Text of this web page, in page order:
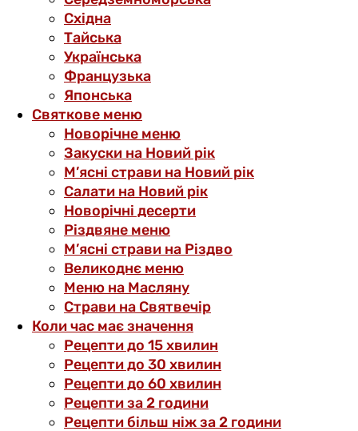
Східна
Тайська
Українська
Французька
Японська
Святкове меню
Новорічне меню
Закуски на Новий рік
М’ясні страви на Новий рік
Салати на Новий рік
Новорічні десерти
Різдвяне меню
М’ясні страви на Різдво
Великоднє меню
Меню на Масляну
Страви на Святвечір
Коли час має значення
Рецепти до 15 хвилин
Рецепти до 30 хвилин
Рецепти до 60 хвилин
Рецепти за 2 години
Рецепти більш ніж за 2 години